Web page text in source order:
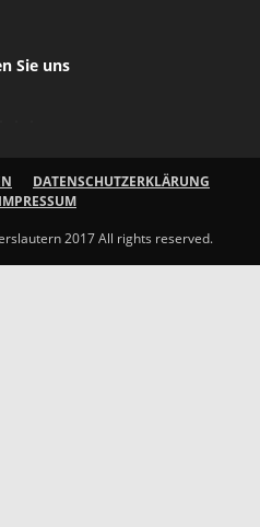
Sie uns
DATENSCHUTZERKLÄRUNG
IMPRESSUM
2017 All rights reserved.